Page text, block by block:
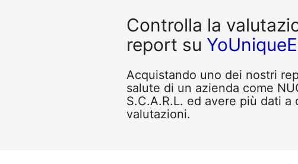
Controlla la
report su
Acquistando uno dei nostri
salute di un azienda come
S.C.A.R.L. ed avere più dati
valutazioni.